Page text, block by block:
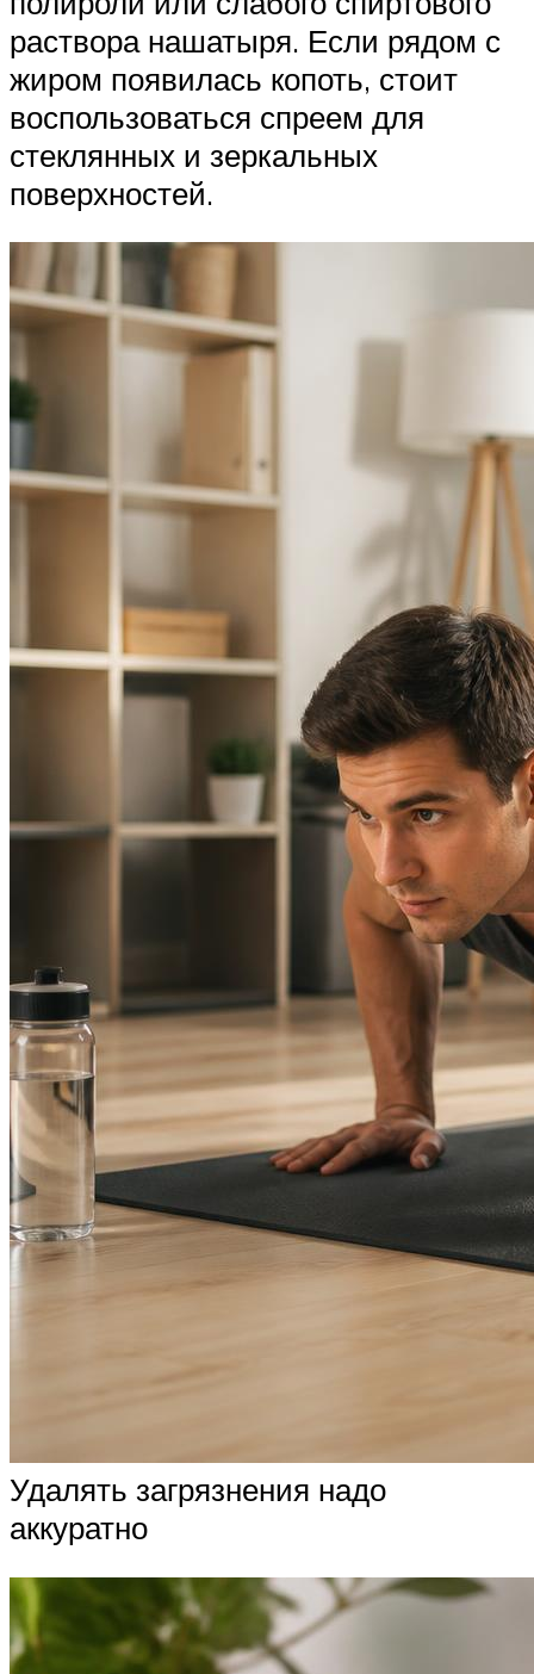
раствора нашатыря. Если рядом с
жиром появилась копоть, стоит
воспользоваться спреем для
стеклянных и зеркальных
поверхностей.
Удалять загрязнения надо
аккуратно